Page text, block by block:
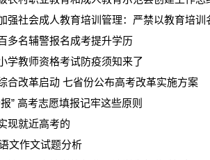
强社会成人教育培训管理：严禁以教育培训
多名辅警报名成考提升学历
学教师资格考试防疫须知来了
合改革启动 七省份公布高考改革实施方案
” 高考志愿填报记牢这些原则
现就近高考的
文作文试题分析